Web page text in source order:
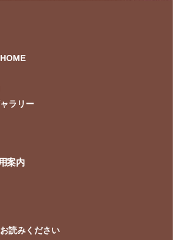
ラリー
案内
読みください